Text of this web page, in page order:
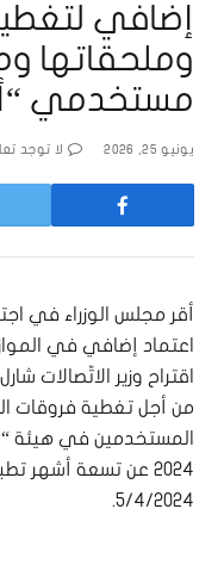
إضافي
وملحقاتها
مستخدمي
يونيو 25, 2026 لا توجد
أقر مجلس الوزراء في
اقتراح وزير الاتّصالات
من أجل تغطية فروقات
المستخدمين في هيئة
5/4/2024.